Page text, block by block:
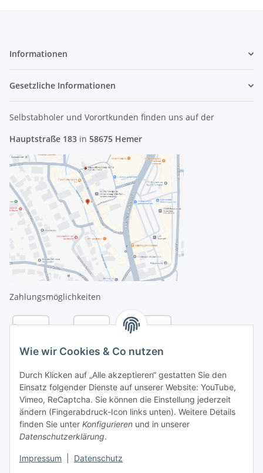
Wie wir Cookies & Co nutzen
Durch Klicken auf „Alle akzeptieren“ gestatten Sie den
Einsatz folgender Dienste auf unserer Website: YouTube,
Vimeo, ReCaptcha. Sie können die Einstellung jederzeit
ändern (Fingerabdruck-Icon links unten). Weitere Details
finden Sie unter Konfigurieren und in unserer
Datenschutzerklärung.
Impressum Datenschutz
Informationen
Gesetzliche Informationen
Selbstabholer und Vorortkunden finden uns auf der
Hauptstraße 183 in 58675 Hemer
Zahlungsmöglichkeiten